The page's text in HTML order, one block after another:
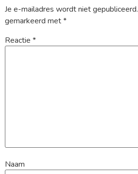
Je e-mailadres wordt niet gepubliceerd.
gemarkeerd met*
Reactie *
Naam